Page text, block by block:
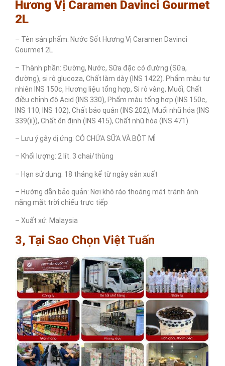
Hương Vị Caramen Davinci Gourmet
2L
– Tên sản phẩm: Nước Sốt Hương Vị Caramen Davinci
Gourmet 2L
– Thành phần: Đường, Nước, Sữa đặc có đường (Sữa,
đường), si rô glucoza, Chất làm dày (INS 1422). Phẩm màu tự
nhiên INS 150c, Hương liệu tổng hợp, Si rô vàng, Muối, Chất
điều chỉnh độ Acid (INS 330), Phẩm màu tổng hợp (INS 150c,
INS 110, INS 102), Chất bảo quản (INS 202), Muối nhũ hóa (INS
339(ii)), Chất ổn định (INS 415), Chất nhũ hóa (INS 471).
– Lưu ý gây dị ứng: CÓ CHỨA SỮA VÀ BỘT MÌ
– Khối lượng: 2 lít. 3 chai/thùng
– Hạn sử dụng: 18 tháng kể từ ngày sản xuất
– Hướng dẫn bảo quản: Nơi khô ráo thoáng mát tránh ánh
nắng mặt trời chiếu trực tiếp
– Xuất xứ: Malaysia
3, Tại Sao Chọn Việt Tuấn